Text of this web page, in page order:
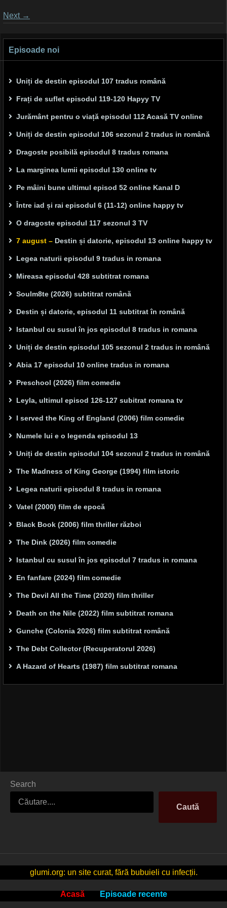
Posts
Next →
Episoade noi
Uniți de destin episodul 107 tradus română
Frați de suflet episodul 119-120 Hapyy TV
Jurământ pentru o viață episodul 112 Acasă TV online
Uniți de destin episodul 106 sezonul 2 tradus in română
Dragoste posibilă episodul 8 tradus romana
La marginea lumii episodul 130 online tv
Pe mâini bune ultimul episod 52 online Kanal D
Între iad și rai episodul 6 (11-12) online happy tv
O dragoste episodul 117 sezonul 3 TV
7 august – Destin și datorie, episodul 13 online happy tv
Legea naturii episodul 9 tradus in romana
Mireasa episodul 428 subtitrat romana
Soulm8te (2026) subtitrat română
Destin și datorie, episodul 11 subtitrat în română
Istanbul cu susul în jos episodul 8 tradus in romana
Uniți de destin episodul 105 sezonul 2 tradus in română
Abia 17 episodul 10 online tradus in romana
Preschool (2026) film comedie
Leyla, ultimul episod 126-127 subitrat romana tv
I served the King of England (2006) film comedie
Numele lui e o legenda episodul 13
Uniți de destin episodul 104 sezonul 2 tradus in română
The Madness of King George (1994) film istoric
Legea naturii episodul 8 tradus in romana
Vatel (2000) film de epocă
Black Book (2006) film thriller război
The Dink (2026) film comedie
Istanbul cu susul în jos episodul 7 tradus in romana
En fanfare (2024) film comedie
The Devil All the Time (2020) film thriller
Death on the Nile (2022) film subtitrat romana
Gunche (Colonia 2026) film subtitrat română
The Debt Collector (Recuperatorul 2026)
A Hazard of Hearts (1987) film subtitrat romana
Search
Caută
glumi.org: un site curat, fără bubuieli cu infecții.
Acasă Episoade recente